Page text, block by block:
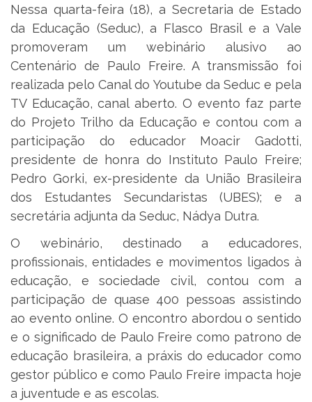
Nessa quarta-feira (18), a Secretaria de Estado
da Educação (Seduc), a Flasco Brasil e a Vale
promoveram um webinário alusivo ao
Centenário de Paulo Freire. A transmissão foi
realizada pelo Canal do Youtube da Seduc e pela
TV Educação, canal aberto. O evento faz parte
do Projeto Trilho da Educação e contou com a
participação do educador Moacir Gadotti,
presidente de honra do Instituto Paulo Freire;
Pedro Gorki, ex-presidente da União Brasileira
dos Estudantes Secundaristas (UBES); e a
secretária adjunta da Seduc, Nádya Dutra.
O webinário, destinado a educadores,
profissionais, entidades e movimentos ligados à
educação, e sociedade civil, contou com a
participação de quase 400 pessoas assistindo
ao evento online. O encontro abordou o sentido
e o significado de Paulo Freire como patrono de
educação brasileira, a práxis do educador como
gestor público e como Paulo Freire impacta hoje
a juventude e as escolas.